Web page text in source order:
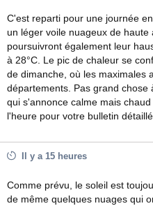
C'est reparti pour une journée
un léger voile nuageux de
poursuivront également leur
à 28°C. Le pic de chaleur se
de dimanche, où les maximales
départements. Pas grand chose
qui s'annonce calme mais
l'heure pour votre bulletin
Il y a 15 heures
Comme prévu, le soleil est
de même quelques nuages qui